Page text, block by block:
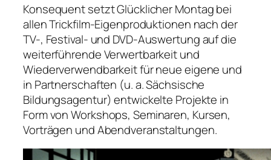
Konsequent setzt Glücklicher Montag bei
allen Trickfilm-Eigenproduktionen nach der
TV-, Festival- und DVD-Auswertung auf die
weiterführende Verwertbarkeit und
Wiederverwendbarkeit für neue eigene und
in Partnerschaften (u. a. Sächsische
Bildungsagentur) entwickelte Projekte in
Form von Workshops, Seminaren, Kursen,
Vorträgen und Abendveranstaltungen.